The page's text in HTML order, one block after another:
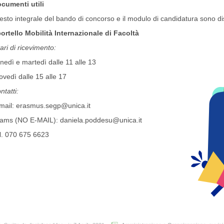
utili
integrale del bando di concorso e il modulo di candidatura sono
Mobilità Internazionale di Facoltà
di ricevimento:
e martedì dalle 11 alle 13
dalle 15 alle 17
erasmus.segp@unica.it
(NO E-MAIL): daniela.poddesu@unica.it
070 675 6623